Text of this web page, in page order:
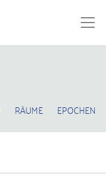
RÄUME EPOCHEN